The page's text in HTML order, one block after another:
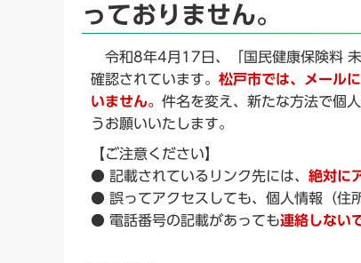
っておりません。
令和8年4月17日、「国民健康保険料 未
確認されています。 松戸市では、メール
いません。 件名を変え、新たな方法で個
うお願いいたします。
【ご注意ください】
● 記載されているリンク先には、 絶対に
● 誤ってアクセスしても、個人情報（住
● 電話番号の記載があっても連絡しない